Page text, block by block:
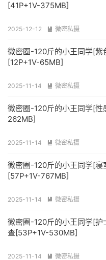
[41P+1V-375MB]
2025-12-12  微密私摄
微密圈-120斤的小王同学[紫
[12P+1V-65MB]
2025-11-14  微密私摄
微密圈-120斤的小王同学[
262MB]
2025-11-14  微密私摄
微密圈-120斤的小王同学[寝
[57P+1V-767MB]
2025-11-14  微密私摄
微密圈-120斤的小王同学[护
查[53P+1V-530MB]
2025-11-14  微密私摄